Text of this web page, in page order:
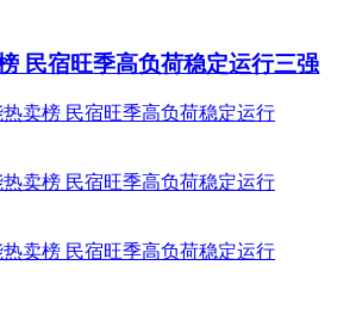
民宿旺季高负荷稳定运行三强